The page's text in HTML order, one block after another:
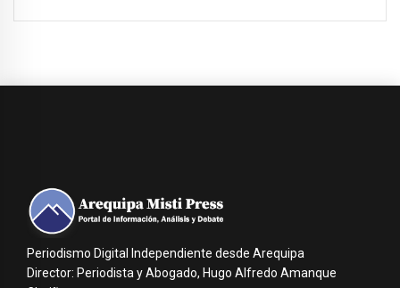
Periodismo Digital Independiente desde Arequipa
Director: Periodista y Abogado, Hugo Alfredo Amanque